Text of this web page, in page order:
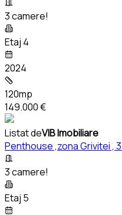
3 camere!
Etaj 4
2024
120mp
149.000 €
Listat deVIB Imobiliare
Penthouse ,zona Grivitei ,
3 camere!
Etaj 5